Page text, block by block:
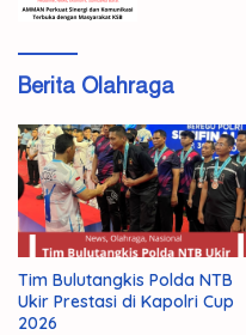
Berita Olahraga
Tim Bulutangkis Polda NTB
Ukir Prestasi di Kapolri Cup
2026